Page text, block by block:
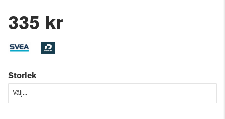
335 kr
Storlek